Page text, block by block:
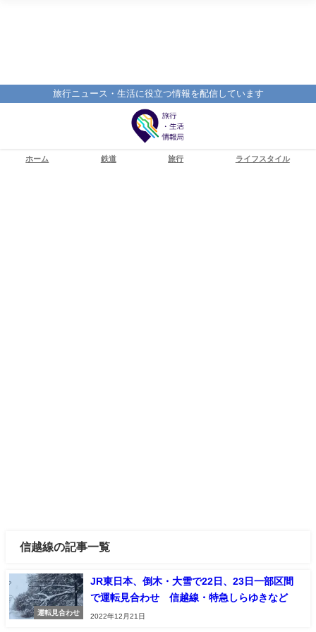
旅行ニュース・生活に役立つ情報を配信しています
ホーム 鉄道 旅行 ライフスタイル
信越線の記事一覧
運転見合わせ
JR東日本、倒木・大雪で22日、23日一部区間
で運転見合わせ 信越線・特急しらゆきなど
2022年12月21日